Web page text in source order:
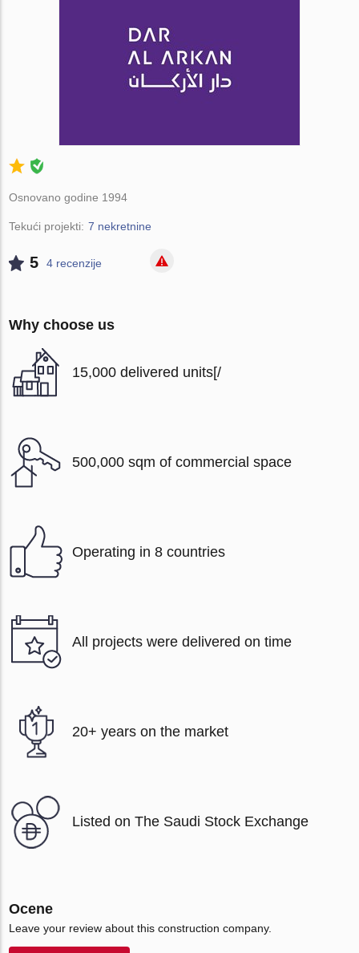
Osnovano godine 1994
Tekući projekti: 7 nekretnine
5 4 recenzije
Why choose us
15,000 delivered units[/
500,000 sqm of commercial space
Operating in 8 countries
All projects were delivered on time
20+ years on the market
Listed on The Saudi Stock Exchange
Ocene
Leave your review about this construction company.